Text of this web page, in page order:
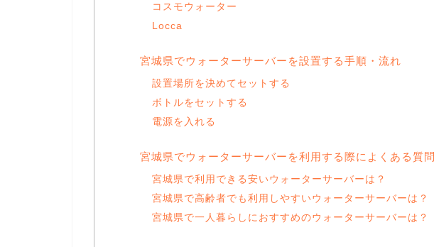
コスモウォーター
Locca
宮城県でウォーターサーバーを設置する手順・流れ
設置場所を決めてセットする
ボトルをセットする
電源を入れる
宮城県でウォーターサーバーを利用する際によくある質問
宮城県で利用できる安いウォーターサーバーは？
宮城県で高齢者でも利用しやすいウォーターサーバーは？
宮城県で一人暮らしにおすすめのウォーターサーバーは？